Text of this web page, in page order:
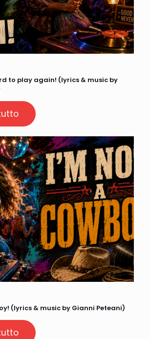
to play again! (lyrics & music by
(lyrics & music by Gianni Peteani)